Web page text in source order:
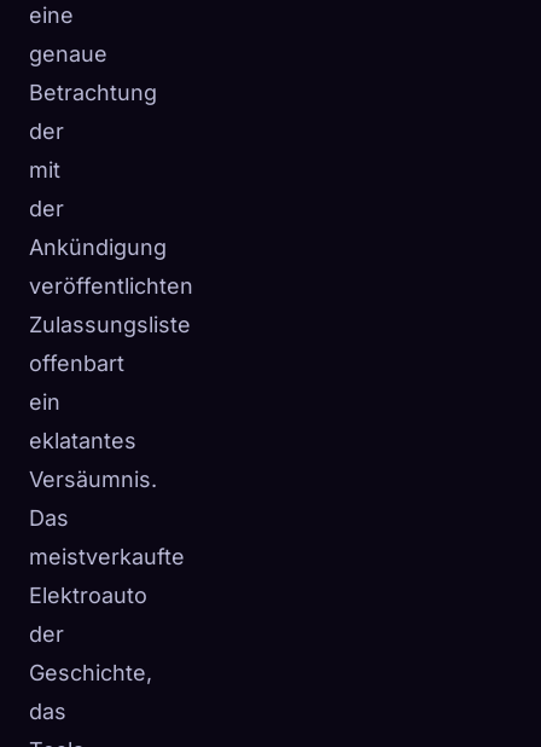
eine
genaue
Betrachtung
der
mit
der
Ankündigung
veröffentlichten
Zulassungsliste
offenbart
ein
eklatantes
Versäumnis.
Das
meistverkaufte
Elektroauto
der
Geschichte,
das